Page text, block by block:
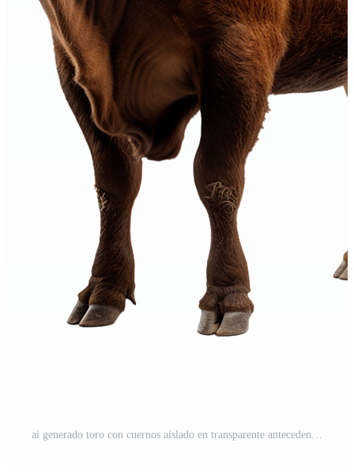
ai generado toro con cuernos aislado en transparente antecedentes PNG Gratis